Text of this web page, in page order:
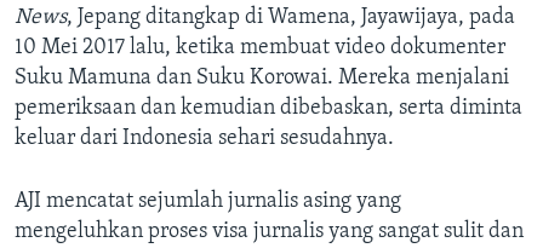
News, Jepang ditangkap di Wamena, Jayawijaya, pada
10 Mei 2017 lalu, ketika membuat video dokumenter
Suku Mamuna dan Suku Korowai. Mereka menjalani
pemeriksaan dan kemudian dibebaskan, serta diminta
keluar dari Indonesia sehari sesudahnya.
AJI mencatat sejumlah jurnalis asing yang
mengeluhkan proses visa jurnalis yang sangat sulit dan